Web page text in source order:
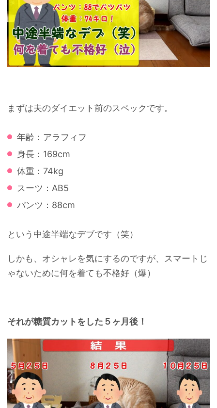
まずは夫のダイエット前のスペックです。
年齢：アラフィフ
身長：169cm
体重：74kg
スーツ：AB5
パンツ：88cm
という中途半端なデブです（笑）
しかも、オシャレを気にするのですが、スマートじ
ゃないために何を着ても不格好（爆）
それが糖質カットをした５ヶ月後！